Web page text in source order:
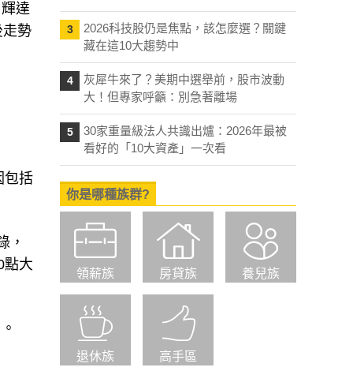
達
走勢
包括
，
點大
3
2026科技股仍是焦點，該怎麼選？關鍵
藏在這10大趨勢中
4
灰犀牛來了？美期中選舉前，股市波動
大！但專家呼籲：別急著離場
5
30家重量級法人共識出爐：2026年最被
看好的「10大資產」一次看
你是哪種族群?
領薪族 房貸族 養兒族
退休族 高手區